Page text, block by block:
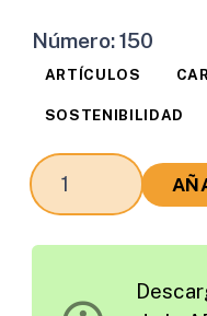
Número:150
ARTÍCULOS
SOSTENIBILIDAD
Sostenibilidad
de